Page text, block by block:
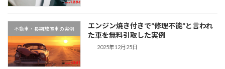
不動車・長期放置車の実例
エンジン焼き付きで“修理不能”と言われ
た車を無料引取した実例
2025年12月25日